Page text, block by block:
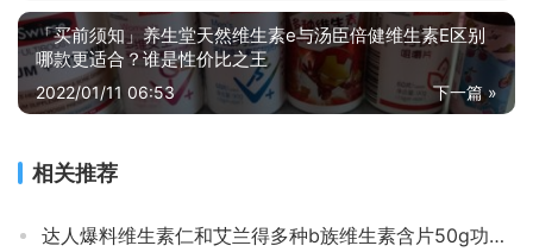
「买前须知」养生堂天然维生素e与汤臣倍健维生素E区别
哪款更适合？谁是性价比之王
下一篇 »
2022/01/11 06:53
相关推荐
达人爆料维生素仁和艾兰得多种b族维生素含片50g功能评测结果，看看买家怎么样评价的